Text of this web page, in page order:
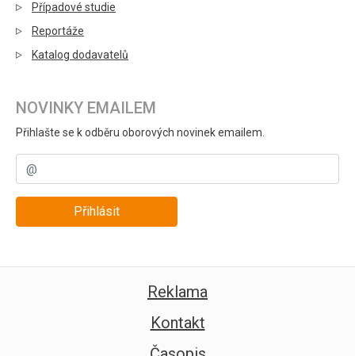
Případové studie
Reportáže
Katalog dodavatelů
NOVINKY EMAILEM
Přihlašte se k odběru oborových novinek emailem.
Přihlásit
Reklama
Kontakt